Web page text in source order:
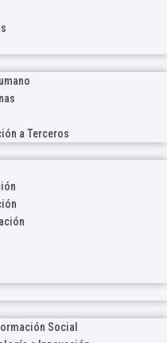
a Terceros
Social